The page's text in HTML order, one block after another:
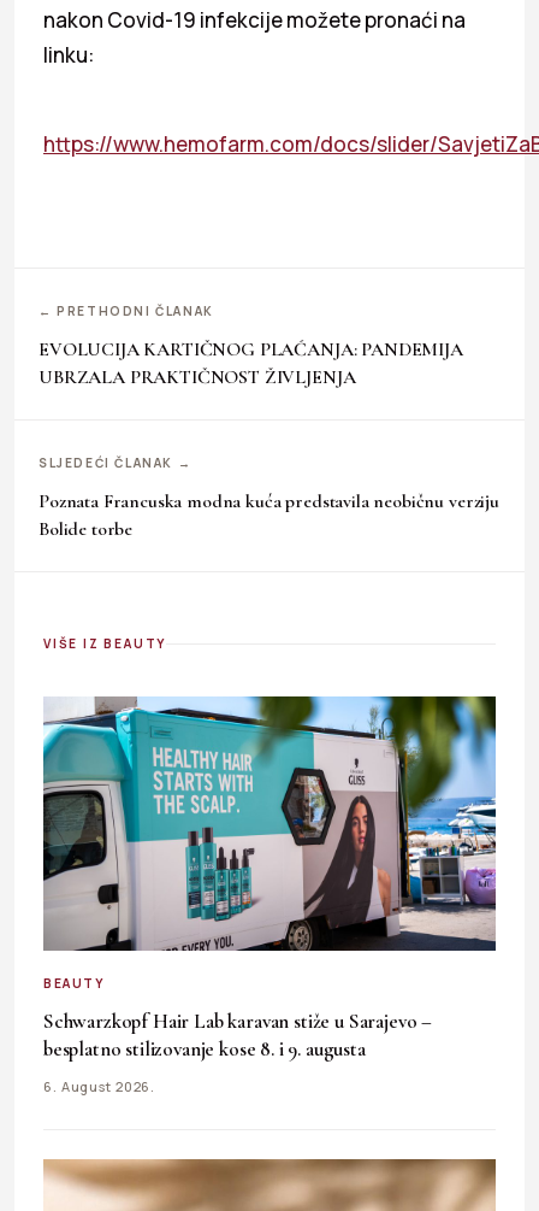
nakon Covid-19 infekcije možete pronaći na
linku:
https://www.hemofarm.com/docs/slider/
← PRETHODNI ČLANAK
EVOLUCIJA KARTIČNOG PLAĆANJA: PANDEMIJA
UBRZALA PRAKTIČNOST ŽIVLJENJA
SLJEDEĆI ČLANAK →
Poznata Francuska modna kuća predstavila neobičnu verziju
Bolide torbe
VIŠE IZ BEAUTY
BEAUTY
Schwarzkopf Hair Lab karavan stiže u Sarajevo –
besplatno stilizovanje kose 8. i 9. augusta
6. August 2026.